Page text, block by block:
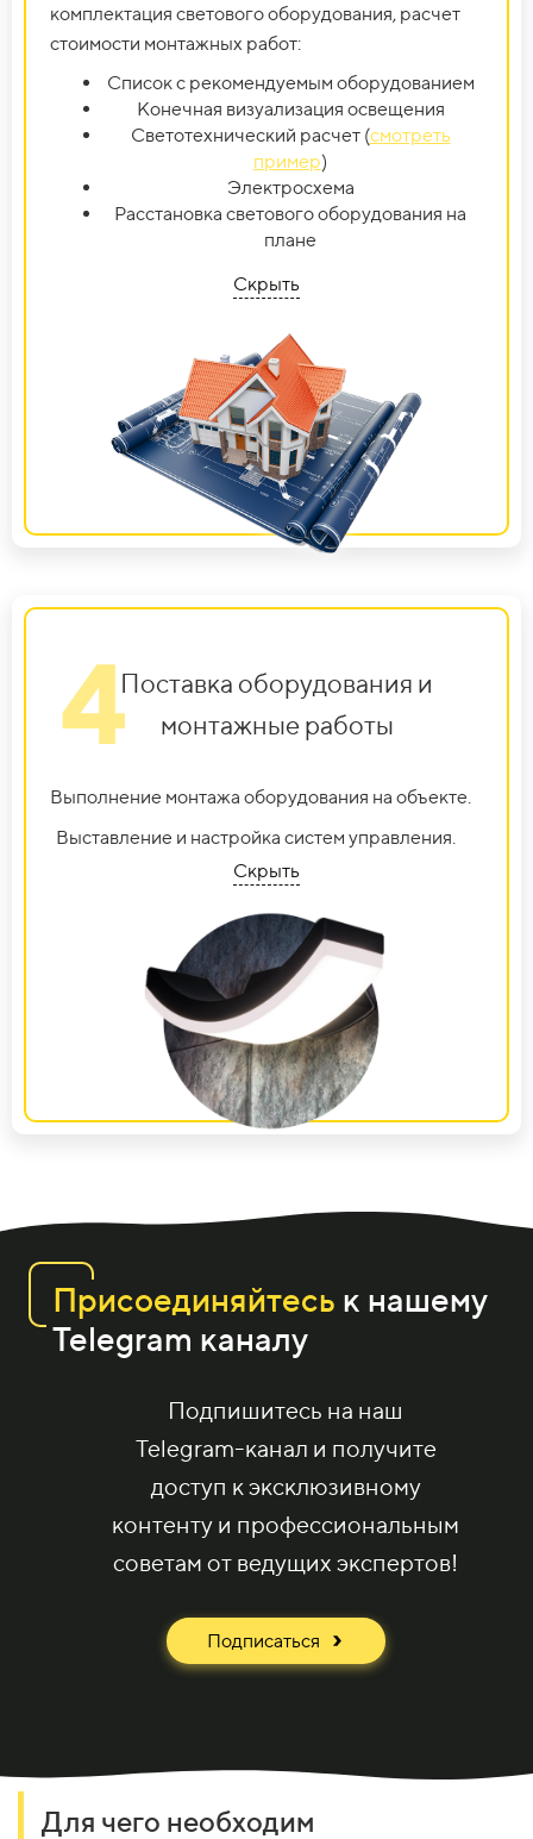
комплектация светового оборудования, расчет
стоимости монтажных работ:
Список с рекомендуемым оборудованием
Конечная визуализация освещения
Светотехнический расчет (смотреть
пример)
Электросхема
Расстановка светового оборудования на
плане
Скрыть
4Поставка оборудования и
монтажные работы
Выполнение монтажа оборудования на объекте.
Выставление и настройка систем управления.
Скрыть
Присоединяйтесь к нашему
Telegram каналу
Подпишитесь на наш
Telegram-канал и получите
доступ к эксклюзивному
контенту и профессиональным
советам от ведущих экспертов!
Подписаться
Для чего необходим